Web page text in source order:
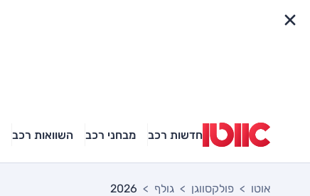
חדשות רכב מבחני רכב השוואות רכב
אוטו פולקסווגן גולף 2026